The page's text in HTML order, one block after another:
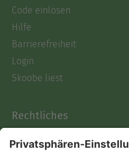
Code einlösen
Hilfe
Barrierefreiheit
Login
Skoobe liest
Rechtliches
AGB